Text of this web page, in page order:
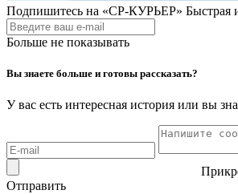
Подпишитесь на «СР-КУРЬЕР» Быстрая
Больше не показывать
Вы знаете больше и готовы рассказать?
У вас есть интересная история или вы
Отправить